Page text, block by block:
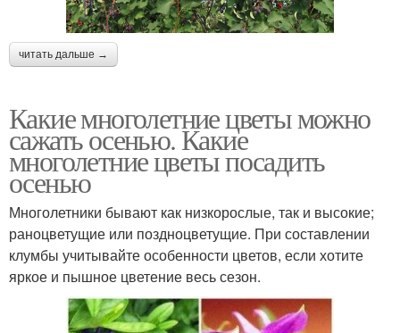
читать дальше →
Какие многолетние цветы можно
сажать осенью. Какие
многолетние цветы посадить
осенью
Многолетники бывают как низкорослые, так и высокие;
раноцветущие или поздноцветущие. При составлении
клумбы учитывайте особенности цветов, если хотите
яркое и пышное цветение весь сезон.